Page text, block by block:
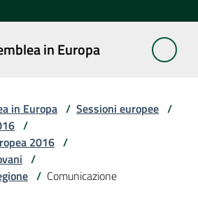
in Europa
in Europa / Sessioni europee /
/
2016 /
/
/ Comunicazione